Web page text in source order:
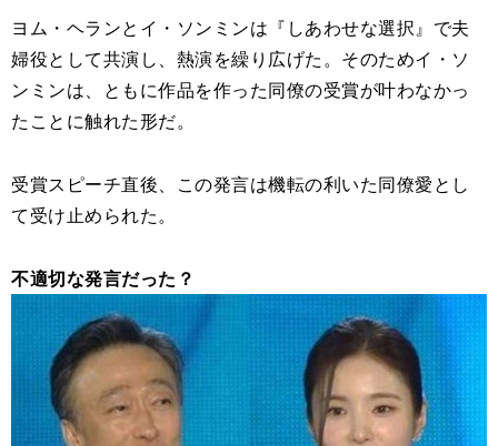
ヨム・ヘランとイ・ソンミンは『しあわせな選択』で夫
婦役として共演し、熱演を繰り広げた。そのためイ・ソ
ンミンは、ともに作品を作った同僚の受賞が叶わなかっ
たことに触れた形だ。
受賞スピーチ直後、この発言は機転の利いた同僚愛とし
て受け止められた。
不適切な発言だった？